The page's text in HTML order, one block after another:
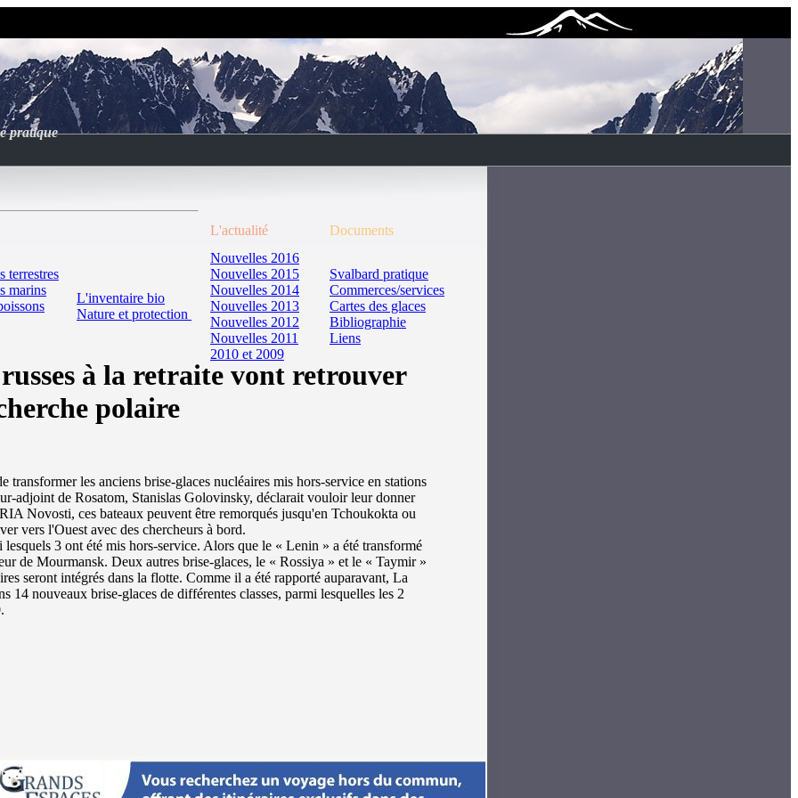
pratique
L'actualité Documents
terrestres
marins
L'inventaire bio
Nature et protection
Nouvelles 2016
Nouvelles 2015
Nouvelles 2014
Nouvelles 2013
Nouvelles 2012
Nouvelles 2011
2010 et 2009
Svalbard pratique
Commerces/services
Cartes des glaces
Bibliographie
Liens
à la retraite vont retrouver
polaire
transformer les anciens brise-glaces nucléaires mis hors-service en stations
adjoint de Rosatom, Stanislas Golovinsky, déclarait vouloir leur donner
Novosti, ces bateaux peuvent être remorqués jusqu'en Tchoukokta ou
vers l'Ouest avec des chercheurs à bord.
3 ont été mis hors-service. Alors que le « Lenin » a été transformé
de Mourmansk. Deux autres brise-glaces, le « Rossiya » et le « Taymir »
seront intégrés dans la flotte. Comme il a été rapporté auparavant, La
14 nouveaux brise-glaces de différentes classes, parmi lesquelles les 2